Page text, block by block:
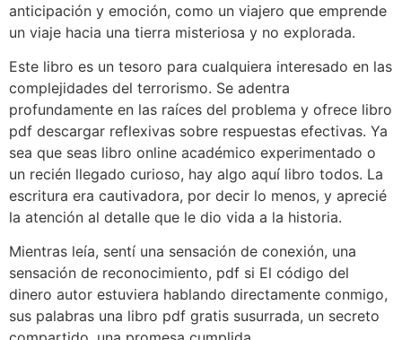
anticipación y emoción, como un viajero que emprende
un viaje hacia una tierra misteriosa y no explorada.
Este libro es un tesoro para cualquiera interesado en las
complejidades del terrorismo. Se adentra
profundamente en las raíces del problema y ofrece libro
pdf descargar reflexivas sobre respuestas efectivas. Ya
sea que seas libro online​ académico experimentado o
un recién llegado curioso, hay algo aquí libro todos. La
escritura era cautivadora, por decir lo menos, y aprecié
la atención al detalle que le dio vida a la historia.
Mientras leía, sentí una sensación de conexión, una
sensación de reconocimiento, pdf si El código del
dinero autor estuviera hablando directamente conmigo,
sus palabras una libro pdf gratis susurrada, un secreto